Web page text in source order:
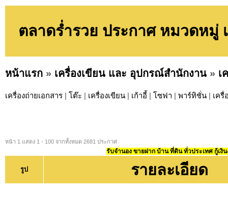
ตลาดร่ำรวย ประกาศ หมวดหมู่
หน้าแรก » เครื่องเขียน และ อุปกรณ์สำนักงาน » เ
เครื่องถ่ายเอกสาร | โต๊ะ | เครื่องเขียน | เก้าอี้ | โซฟา | พาร์ทิชั่น | เค
หน้า 1 แสดง 1 - 100 จากทั้งหมด 2681 ประกาศ
รับจำนอง ขายฝาก บ้าน ที่ดิน ทั่วประเทศ กู้เงิ
รูป รายละเอียด